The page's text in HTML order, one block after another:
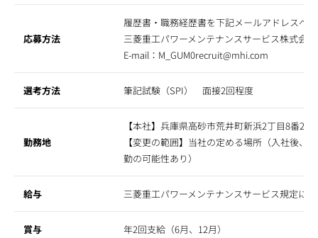
応募方法
履歴書・職務経歴書を下記メールアドレスへ
三菱重工パワーメンテナンスサービス株式会
E-mail： M_GUM0recruit@mhi.com
選考方法 筆記試験（SPI） 面接2回程度
勤務地
【本社】兵庫県高砂市荒井町新浜2丁目8番25号
【変更の範囲】当社の定める場所（入社後、
勤の可能性あり）
給与 三菱重工パワーメンテナンスサービス規定に
賞与 年2回支給（6月、12月）